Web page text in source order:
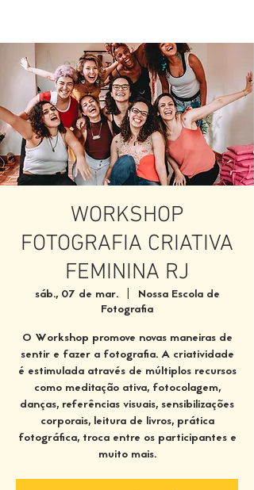
WORKSHOP
FOTOGRAFIA CRIATIVA
FEMININA RJ
sáb., 07 de mar.
  |
Nossa Escola de
Fotografia
O Workshop promove novas maneiras de
sentir e fazer a fotografia. A criatividade
é estimulada através de múltiplos recursos
como meditação ativa, fotocolagem,
danças, referências visuais, sensibilizações
corporais, leitura de livros, prática
fotográfica, troca entre os participantes e
muito mais.